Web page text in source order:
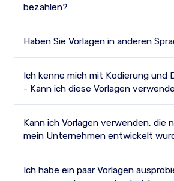
bezahlen?
Haben Sie Vorlagen in anderen
Ich kenne mich mit Kodierung und
- Kann ich diese Vorlagen
Kann ich Vorlagen verwenden, die
mein Unternehmen entwickelt
Ich habe ein paar Vorlagen